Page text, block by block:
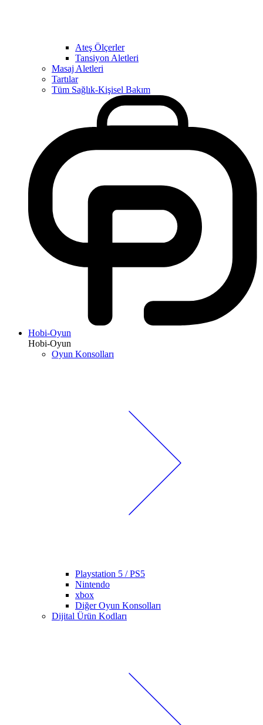
Ateş Ölçerler
Tansiyon Aletleri
Masaj Aletleri
Tartılar
Tüm Sağlık-Kişisel Bakım
Hobi-Oyun
Hobi-Oyun
Oyun Konsolları
Playstation 5 / PS5
Nintendo
xbox
Diğer Oyun Konsolları
Dijital Ürün Kodları